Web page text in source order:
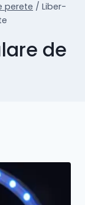
perete / Liber-
de